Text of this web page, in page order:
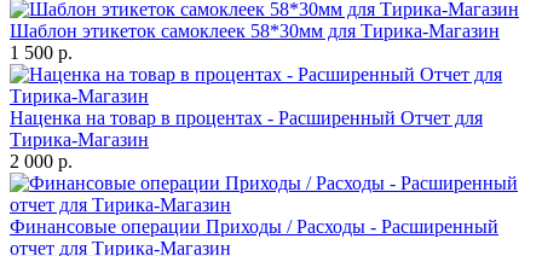
Шаблон этикеток самоклеек 58*30мм для Тирика-Магазин
1 500 р.
Наценка на товар в процентах - Расширенный Отчет для
Тирика-Магазин
2 000 р.
Финансовые операции Приходы / Расходы - Расширенный
отчет для Тирика-Магазин